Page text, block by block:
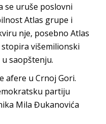
se uruše poslovni
Atlas grupe i
nje, posebno Atlas
višemilionski
saopštenju.
afere u Crnoj Gori.
partiju
Mila Đukanovića